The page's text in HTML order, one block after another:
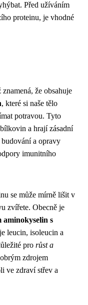
Před užíváním
proteinu, je vhodné
že obsahuje
, které si naše tělo
potravou. Tyto
a hrají zásadní
a opravy
imunitního
se může mírně lišit v
zvířete. Obecně je
s
leucin, isoleucin a
pro růst a
zdrojem
ve zdraví střev a